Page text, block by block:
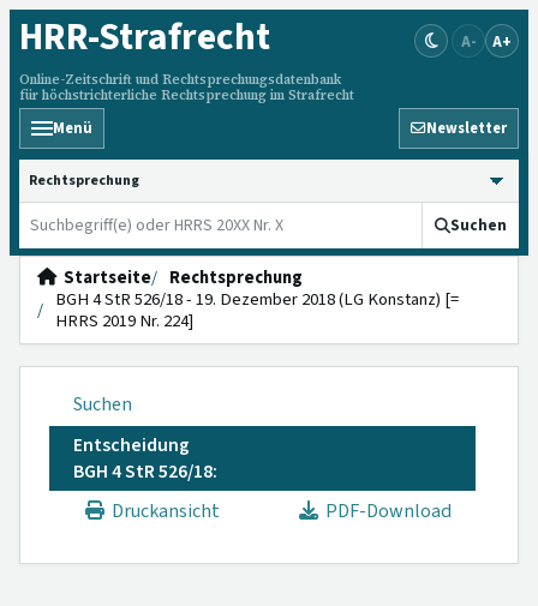
HRR-Strafrecht
Online-Zeitschrift und Rechtsprechungsdatenbank
für höchstrichterliche Rechtsprechung im Strafrecht
A- A+
Menü Newsletter
HRRS durchsuchen
Suchen
Startseite
Rechtsprechung
BGH 4 StR 526/18 - 19. Dezember 2018 (LG Konstanz) [=
HRRS 2019 Nr. 224]
Suchen
Entscheidung
BGH 4 StR 526/18:
Druckansicht
PDF-Download